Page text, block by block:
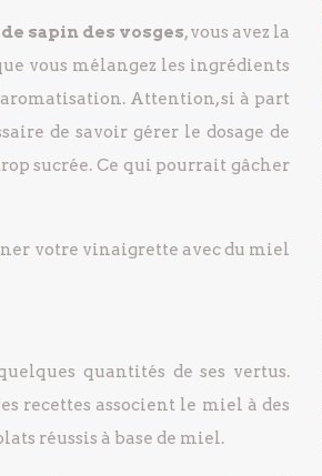
sapin des vosges, vous avez la
vous mélangez les ingrédients
Attention, si à part
de savoir gérer le dosage de
sucrée. Ce qui pourrait gâcher
votre vinaigrette avec du miel
quantités de ses vertus.
recettes associent le miel à des
réussis à base de miel.